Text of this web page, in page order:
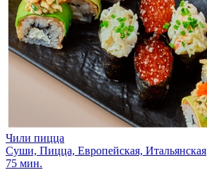
Чили пицца
Суши, Пицца, Европейская, Итальянская
75 мин.